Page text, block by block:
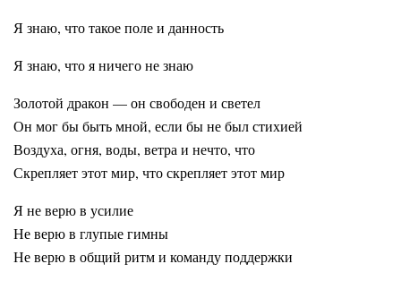
Я знаю, что такое поле и данность
Я знаю, что я ничего не знаю
Золотой дракон — он свободен и светел
Он мог бы быть мной, если бы не был стихией
Воздуха, огня, воды, ветра и нечто, что
Скрепляет этот мир, что скрепляет этот мир
Я не верю в усилие
Не верю в глупые гимны
Не верю в общий ритм и команду поддержки